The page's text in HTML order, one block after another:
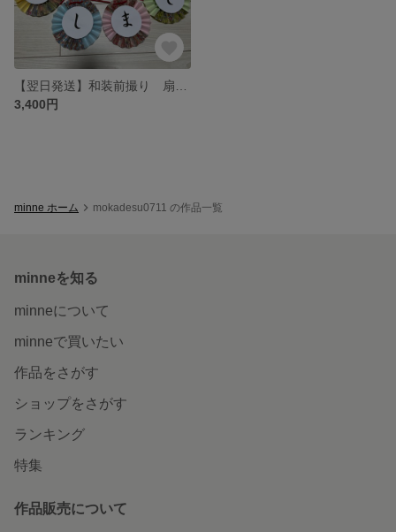
3,400円
minne ホーム mokadesu0711 の作品一覧
minneを知る
minneについて
minneで買いたい
作品をさがす
ショップをさがす
ランキング
特集
作品販売について